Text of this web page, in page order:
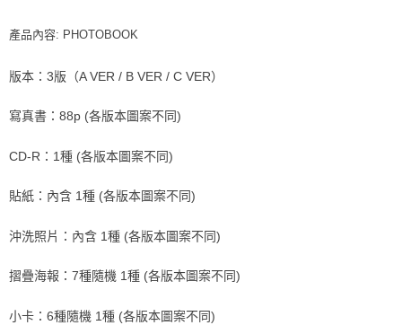
結帳頁面，進行簡訊認證並確認金額後，即可完成結帳。
３．收到繳費通知簡訊後14天內，點擊此簡訊中的連結，可透過四大超商／
ATM／網路銀行／等多元方式進行付款，方視為交易完成。
購買商品的店家。未經商家同意取消之訂單仍視為有效，需透過AFTEE先享
※ 交易是否成功請以「AFTEE先享後付 」之結帳頁面顯示為準，若有關於
是否繳費成功／繳費後需取消欲退款等相關疑問，請聯繫「AFTEE先享後付
１．透過由恩沛科技股份有限公司提供之「AFTEE先享後付」服務完成之交
易，需依本服務之必要範圍內提供個人資料，並將交易相關給付款項請求債
２．關於個人資料處理事宜，請瀏覽以下網址：
３．未成年的使用者請事先徵得法定代理人或監護人之同意方可使用
「AFTEE先享後付」，若未經同意申辦者引起之損失，本公司不負相關責
付款後全家取貨
每筆NT$60，滿NT$1,599(含以上)免運費
付款後7-11取貨
每筆NT$90
付款後門市自取
產品內容: PHOTOBOOK
版本：3版（A VER / B VER / C VER）
寫真書：88p (各版本圖案不同)
CD-R：1種 (各版本圖案不同)
貼紙：內含 1種 (各版本圖案不同)
沖洗照片：內含 1種 (各版本圖案不同)
摺疊海報：7種隨機 1種 (各版本圖案不同)
小卡：6種隨機 1種 (各版本圖案不同)